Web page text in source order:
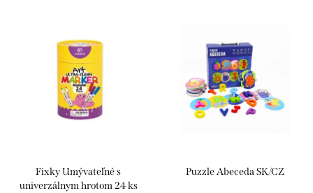
Najpredávanejšie
Fixky Umývateľné s
univerzálnym hrotom 24 ks
Puzzle Abeceda SK/CZ